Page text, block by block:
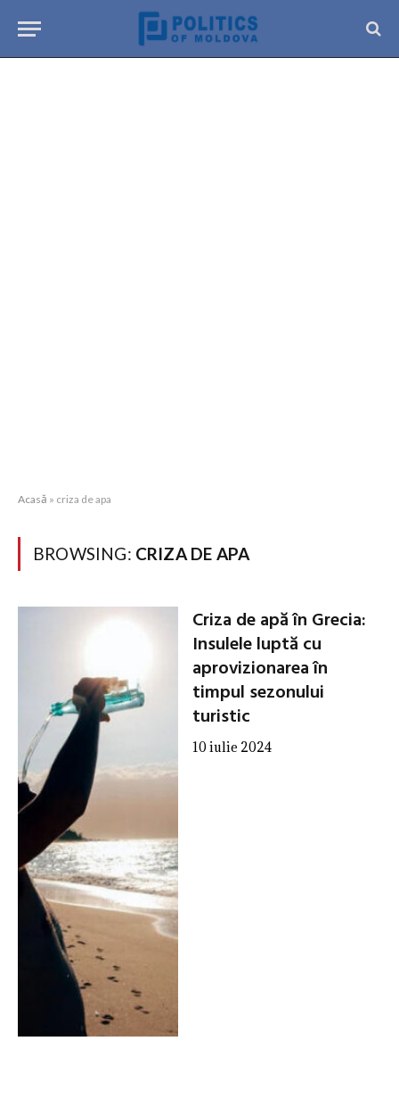
Acasă » criza de apa
BROWSING: CRIZA DE APA
Criza de apă în Grecia:
Insulele luptă cu
aprovizionarea în
timpul sezonului
turistic
10 iulie 2024